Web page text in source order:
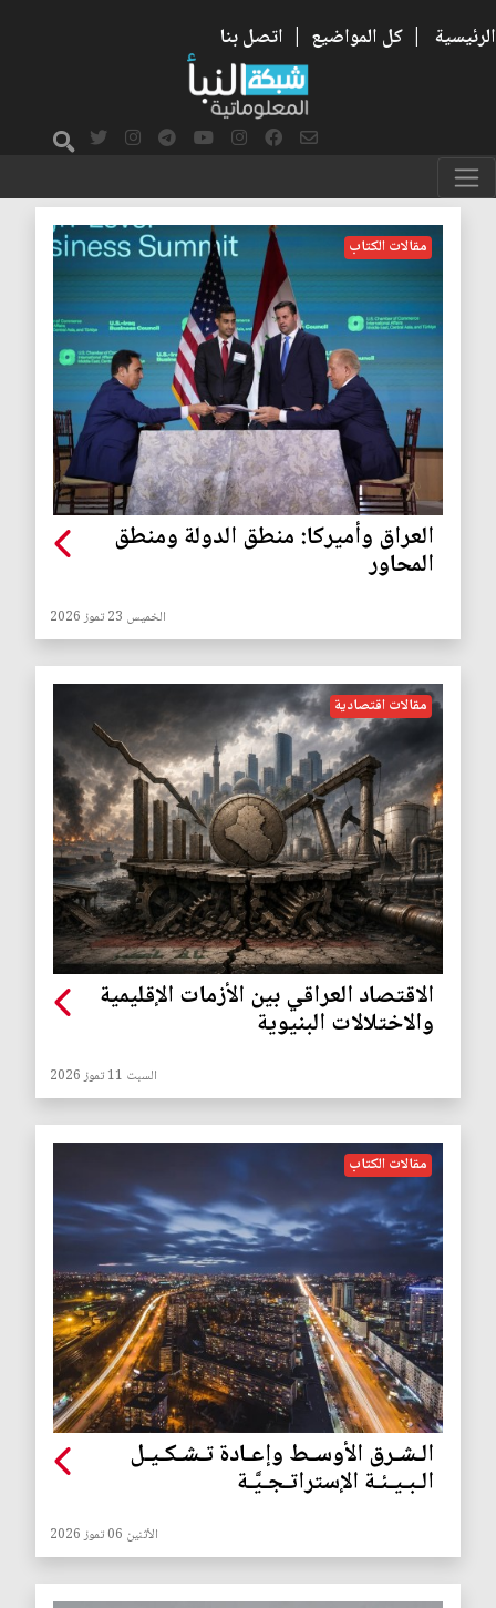
الرئيسية | كل المواضيع | اتصل بنا
طريق التنمية
مقالات الكتاب
العراق وأميركا: منطق الدولة ومنطق
المحاور
الخميس 23 تموز 2026
مقالات اقتصادية
الاقتصاد العراقي بين الأزمات الإقليمية
والاختلالات البنيوية
السبت 11 تموز 2026
مقالات الكتاب
الـشـرق الأوسـط وإعـادة تـشـكـيـل
الـبـيـئـة الإستراتـجـيَّـة
الأثنين 06 تموز 2026